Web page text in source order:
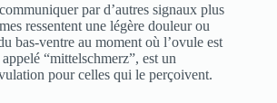
par d’autres signaux plus
ressentent une légère douleur ou
bas-ventre au moment où l’ovule est
“mittelschmerz”, est un
pour celles qui le perçoivent.